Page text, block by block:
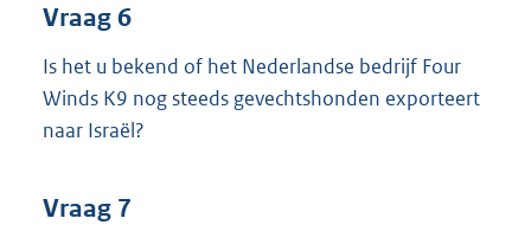
Vraag 6
Is het u bekend of het Nederlandse bedrijf Four
Winds K9 nog steeds gevechtshonden exporteert
naar Israël?
Vraag 7